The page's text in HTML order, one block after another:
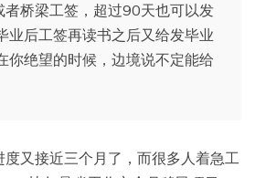
者桥梁工签，超过90天也可以发
业后工签再读书之后又给发毕业
你绝望的时候，边境说不定能给
又接近三个月了，而很多人着急工